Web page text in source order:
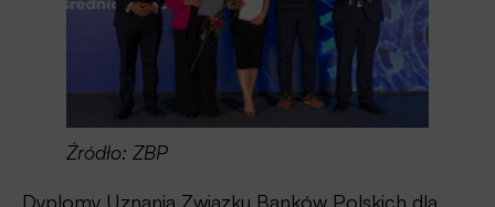
Źródło: ZBP
Dyplomy Uznania Związku Banków Polskich dla